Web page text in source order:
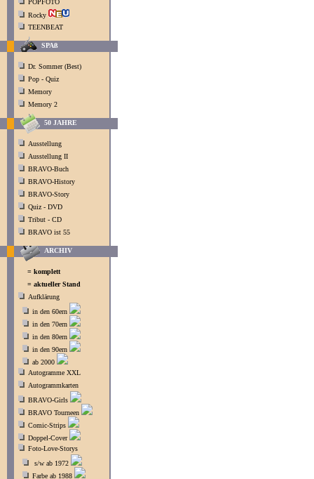
POPFOTO
Rocky
TEENBEAT
SPAß
Dr. Sommer (Best)
Pop - Quiz
Memory
Memory 2
50 JAHRE
Ausstellung
Ausstellung II
BRAVO-Buch
BRAVO-History
BRAVO-Story
Quiz - DVD
Tribut - CD
BRAVO ist 55
ARCHIV
= komplett
= aktueller Stand
Aufklärung
in den 60ern
in den 70ern
in den 80ern
in den 90ern
ab 2000
Autogramme XXL
Autogrammkarten
BRAVO-Girls
BRAVO Tourneen
Comic-Strips
Doppel-Cover
Foto-Love-Storys
s/w ab 1972
Farbe ab 1988